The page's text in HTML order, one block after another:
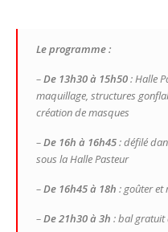
Le programme :
–De 13h30 à 15h50: Halle
maquillage, structures
création de masques
–De 16h à 16h45: défilé
sous la Halle Pasteur
–De 16h45 à 18h : goûter et
–De 21h30 à 3h : bal gratuit